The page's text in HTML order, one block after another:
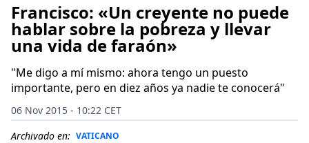
Francisco: «Un creyente no puede
hablar sobre la pobreza y llevar
una vida de faraón»
"Me digo a mí mismo: ahora tengo un puesto
importante, pero en diez años ya nadie te conocerá"
06 Nov 2015 - 10:22 CET
Archivado en: VATICANO